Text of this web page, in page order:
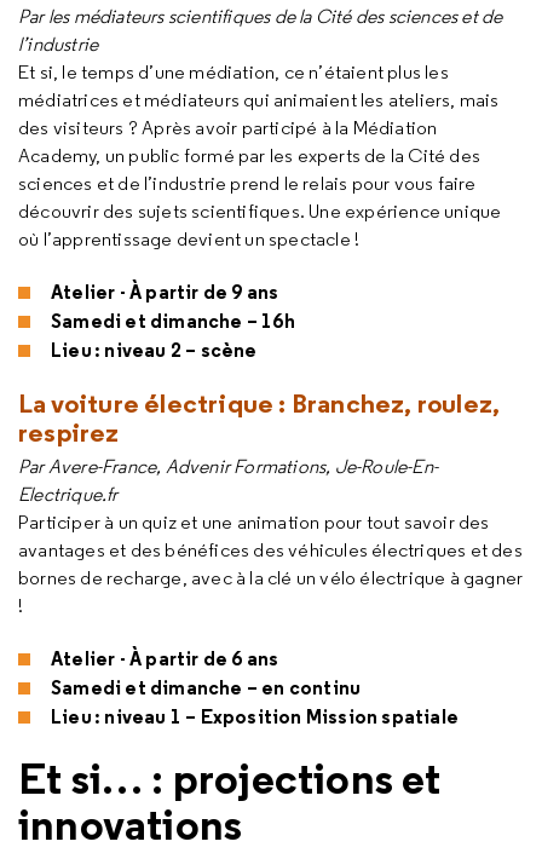
Par les médiateurs scientifiques de la Cité des sciences et de
l’industrie
Et si, le temps d’une médiation, ce n’étaient plus les
médiatrices et médiateurs qui animaient les ateliers, mais
des visiteurs ? Après avoir participé à la Médiation
Academy, un public formé par les experts de la Cité des
sciences et de l’industrie prend le relais pour vous faire
découvrir des sujets scientifiques. Une expérience unique
où l’apprentissage devient un spectacle !
Atelier - À partir de 9 ans
Samedi et dimanche – 16h
Lieu : niveau 2 – scène
La voiture électrique : Branchez, roulez,
respirez
Par Avere-France, Advenir Formations, Je-Roule-En-
Electrique.fr
Participer à un quiz et une animation pour tout savoir des
avantages et des bénéfices des véhicules électriques et des
bornes de recharge, avec à la clé un vélo électrique à gagner
!
Atelier - À partir de 6 ans
Samedi et dimanche – en continu
Lieu : niveau 1 – Exposition Mission spatiale
Et si… : projections et
innovations